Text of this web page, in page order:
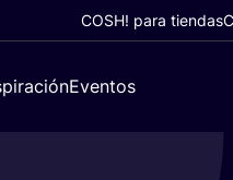
COSH! para tiendas
Eventos